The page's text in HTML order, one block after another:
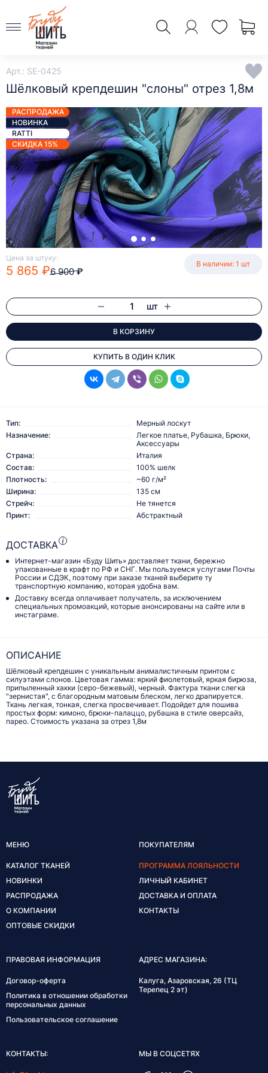
Арт.: SE-0425
Шёлковый крепдешин "слоны" отрез 1,8м
Цена за штуку:
5 865 ₽6 900 ₽
В наличии: 1 шт
шт
В КОРЗИНУ
КУПИТЬ В ОДИН КЛИК
РАСПРОДАЖА
НОВИНКА
RATTI
СКИДКА 15%
Тип:
Мерный лоскут
Назначение:
Легкое платье, Рубашка, Брюки,
Аксессуары
Страна:
Италия
Состав:
100% шелк
Плотность:
~60 г/м²
Ширина:
135 см
Стрейч:
Не тянется
Принт:
Абстрактный
ДОСТАВКА
Интернет-магазин «Буду Шить» доставляет ткани, бережно
упакованные в крафт по РФ и СНГ. Мы пользуемся услугами Почты
России и СДЭК, поэтому при заказе тканей выберите ту
транспортную компанию, которая удобна вам.
Доставку всегда оплачивает получатель, за исключением
специальных промоакций, которые анонсированы на сайте или в
инстаграме.
ОПИСАНИЕ
Шёлковый крепдешин с уникальным анималистичным принтом с
силуэтами слонов. Цветовая гамма: яркий фиолетовый, яркая бирюза,
припыленный хакки (серо-бежевый), черный. Фактура ткани слегка
"зернистая", с благородным матовым блеском, легко драпируется.
Ткань легкая, тонкая, слегка просвечивает. Подойдет для пошива
простых форм: кимоно, брюки-палаццо, рубашка в стиле оверсайз,
парео. Стоимость указана за отрез 1,8м
МЕНЮ
КАТАЛОГ ТКАНЕЙ
НОВИНКИ
РАСПРОДАЖА
О КОМПАНИИ
ОПТОВЫЕ СКИДКИ
ПОКУПАТЕЛЯМ
ПРОГРАММА ЛОЯЛЬНОСТИ
ЛИЧНЫЙ КАБИНЕТ
ДОСТАВКА И ОПЛАТА
КОНТАКТЫ
ПРАВОВАЯ ИНФОРМАЦИЯ
Договор-оферта
Политика в отношении обработки
персональных данных
Пользовательское соглашение
АДРЕС МАГАЗИНА:
Калуга, Азаровская, 26 (ТЦ
Терепец 2 эт)
КОНТАКТЫ: МЫ В СОЦСЕТЯХ